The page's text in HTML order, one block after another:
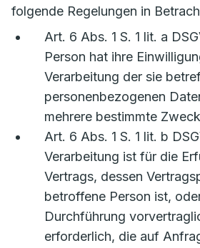
folgende Regelungen in
Art. 6 Abs. 1 S. 1 lit. a
Person hat ihre
Verarbeitung der sie
personenbezogenen
mehrere bestimmte
Art. 6 Abs. 1 S. 1 lit. b
Verarbeitung ist für die
Vertrags, dessen
betroffene Person ist,
Durchführung
erforderlich, die auf